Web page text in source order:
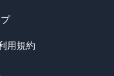
用規約